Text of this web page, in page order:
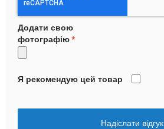
Додати свою
фотографію
Я рекомендую цей товар
Надіслати відгук